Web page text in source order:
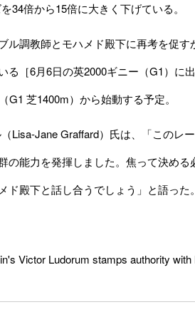
34倍から15倍に大きく下げている。
調教師とモハメド殿下に再考を促
［6月6日の英2000ギニー（G1）に
芝1400m）から始動する予定。
Lisa-Jane Graffard）氏は、「このレ
の能力を発揮しました。焦って決め
殿下と話し合うでしょう」と語った。
Victor Ludorum stamps authority